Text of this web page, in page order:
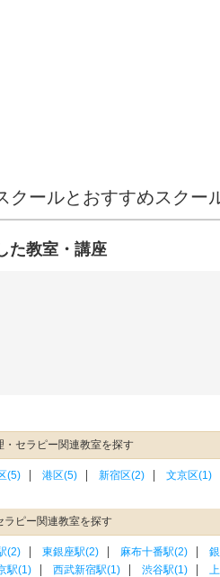
クールとおすすめスクー
た教室・講座
・セラピー関連教室を探す
(5) 港区(5) 新宿区(2) 文京区(1)
ラピー関連教室を探す
(2) 東銀座駅(2) 麻布十番駅(2)
駅(1) 西武新宿駅(1) 渋谷駅(1)